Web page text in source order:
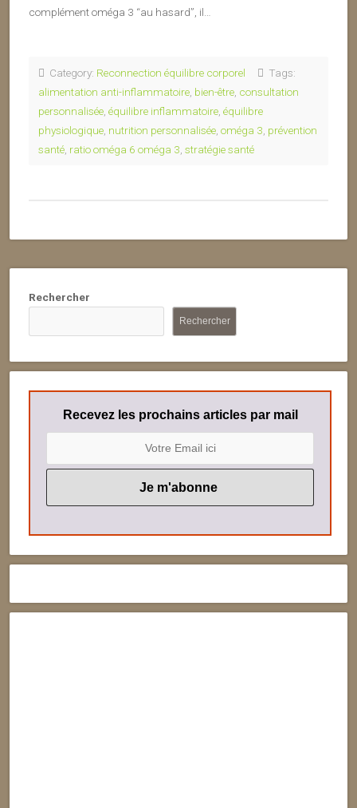
complément oméga 3 “au hasard”, il…
Category: Reconnection équilibre corporel
Tags:
alimentation anti-inflammatoire bien-être consultation
personnalisée équilibre inflammatoire équilibre
physiologique nutrition personnalisée oméga 3 prévention
santé ratio oméga 6 oméga 3 stratégie santé
Rechercher
Rechercher
Recevez les prochains articles par mail